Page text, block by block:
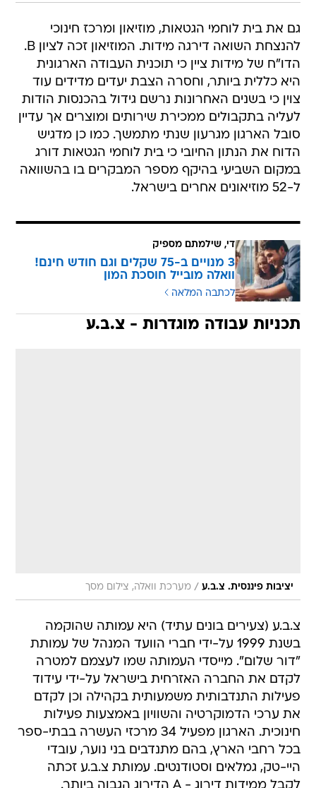
גם את בית לוחמי הגטאות, מוזיאון ומרכז חינוכי
להנצחת השואה דירגה מידות. המוזיאון זכה לציון B.
הדו"ח של מידות ציין כי תוכנית העבודה הארגונית
היא כללית ביותר, וחסרה הצבת יעדים מדידים עוד
צוין כי בשנים האחרונות נרשם גידול בהכנסות הודות
לעליה בתקבולים ממכירת שירותים ומוצרים אך עדיין
סובל הארגון מגרעון שנתי מתמשך. כמו כן מדגיש
הדוח את הנתון החיובי כי בית לוחמי הגטאות דורג
במקום השביעי בהיקף מספר המבקרים בו בהשוואה
ל-52 מוזיאונים אחרים בישראל.
די, שילמתם מספיק
3 מנויים ב-75 שקלים וגם חודש חינם!
וואלה מובייל חוסכת המון
לכתבה המלאה
תכניות עבודה מוגדרות - צ.ב.ע
יציבות פיננסית. צ.ב.ע / מערכת וואלה, צילום מסך
צ.ב.ע (צעירים בונים עתיד) היא עמותה שהוקמה
בשנת 1999 על-ידי חברי הוועד המנהל של עמותת
"דור שלום". מייסדי העמותה שמו לעצמם למטרה
לקדם את החברה האזרחית בישראל על-ידי עידוד
פעילות התנדבותית משמעותית בקהילה וכן לקדם
את ערכי הדמוקרטיה והשוויון באמצעות פעילות
חינוכית. הארגון מפעיל 34 מרכזי העשרה בבתי-ספר
בכל רחבי הארץ, בהם מתנדבים בני נוער, עובדי
היי-טק, גמלאים וסטודנטים. עמותת צ.ב.ע זכתה